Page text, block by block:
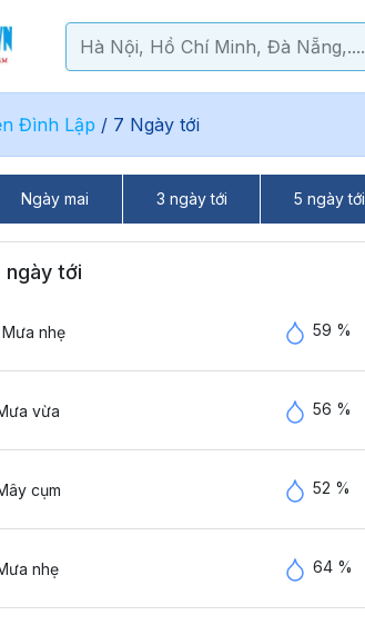
Đình Lập / 7 Ngày tới
Ngày mai 3 ngày tới 5 ngày tới
ngày tới
Mưa nhẹ 59 %
vừa 56 %
cụm 52 %
nhẹ 64 %